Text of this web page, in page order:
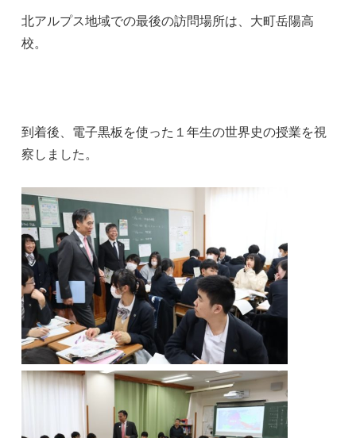
北アルプス地域での最後の訪問場所は、大町岳陽高
校。
到着後、電子黒板を使った１年生の世界史の授業を視
察しました。